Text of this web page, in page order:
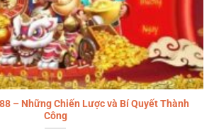
– Những Chiến Lược và Bí Quyết Thành
Công